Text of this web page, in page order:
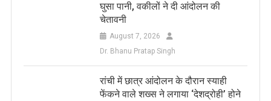
घुसा पानी, वकीलों ने दी आंदोलन की
चेतावनी
August 7, 2026
Dr. Bhanu Pratap Singh
रांची में छात्र आंदोलन के दौरान स्याही
फेंकने वाले शख्स ने लगाया ‘देशद्रोही’ होने